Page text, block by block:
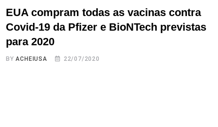
EUA compram todas as vacinas contra
Covid-19 da Pfizer e BioNTech previstas
para 2020
BYACHEIUSA 22/07/2020